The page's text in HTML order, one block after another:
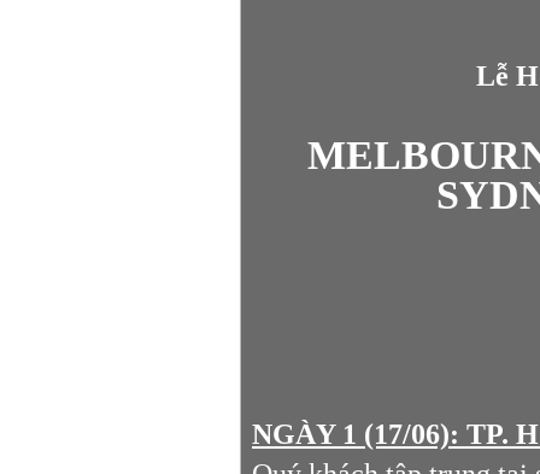
Lễ
NGÀY 1 (17/06): TP.